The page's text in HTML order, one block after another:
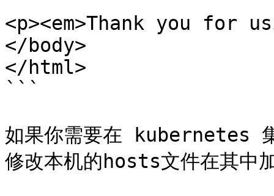
<p><em>Thank you for
</body>
</html>
```
如果你需要在 kubernetes 集
修改本机的hosts文件在其中